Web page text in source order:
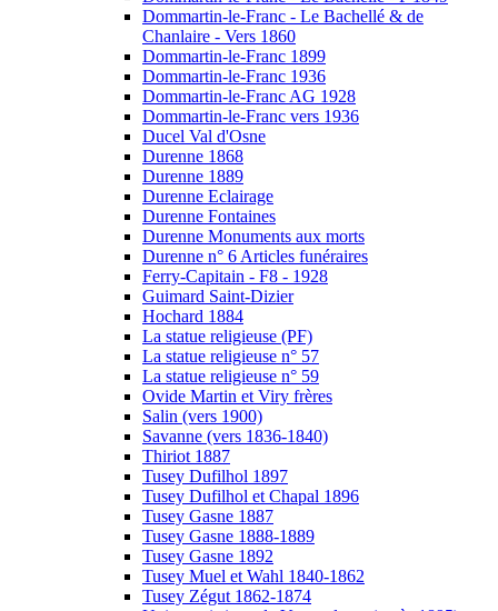
Dommartin-le-Franc - Le Bachellé & de
Chanlaire - Vers 1860
Dommartin-le-Franc 1899
Dommartin-le-Franc 1936
Dommartin-le-Franc AG 1928
Dommartin-le-Franc vers 1936
Ducel Val d'Osne
Durenne 1868
Durenne 1889
Durenne Eclairage
Durenne Fontaines
Durenne Monuments aux morts
Durenne n° 6 Articles funéraires
Ferry-Capitain - F8 - 1928
Guimard Saint-Dizier
Hochard 1884
La statue religieuse (PF)
La statue religieuse n° 57
La statue religieuse n° 59
Ovide Martin et Viry frères
Salin (vers 1900)
Savanne (vers 1836-1840)
Thiriot 1887
Tusey Dufilhol 1897
Tusey Dufilhol et Chapal 1896
Tusey Gasne 1887
Tusey Gasne 1888-1889
Tusey Gasne 1892
Tusey Muel et Wahl 1840-1862
Tusey Zégut 1862-1874